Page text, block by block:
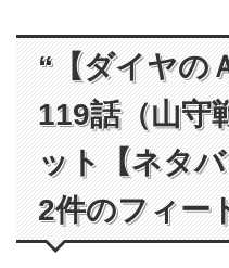
“【ダイヤの
119話（山守
ット【ネタ
2件のフィー